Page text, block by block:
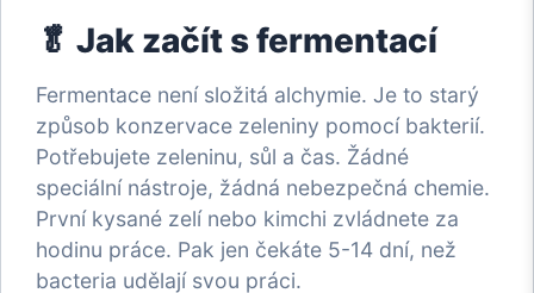
🥬 Jak začít s fermentací
Fermentace není složitá alchymie. Je to starý
způsob konzervace zeleniny pomocí bakterií.
Potřebujete zeleninu, sůl a čas. Žádné
speciální nástroje, žádná nebezpečná chemie.
První kysané zelí nebo kimchi zvládnete za
hodinu práce. Pak jen čekáte 5-14 dní, než
bacteria udělají svou práci.